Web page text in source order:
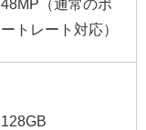
48MP（通常のポ
ートレート対応）
128GB